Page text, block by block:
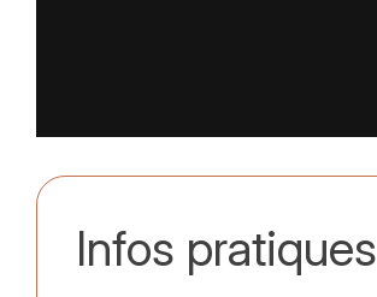
Infos pratiques